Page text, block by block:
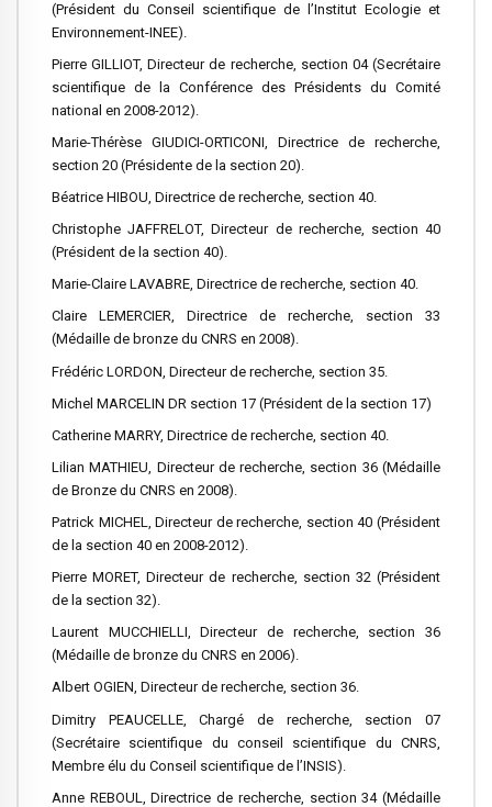
(Président du Conseil scientifique de l’Institut Ecologie et
Environnement-INEE).
Pierre GILLIOT, Directeur de recherche, section 04 (Secrétaire
scientifique de la Conférence des Présidents du Comité
national en 2008-2012).
Marie-Thérèse GIUDICI-ORTICONI, Directrice de recherche,
section 20 (Présidente de la section 20).
Béatrice HIBOU, Directrice de recherche, section 40.
Christophe JAFFRELOT, Directeur de recherche, section 40
(Président de la section 40).
Marie-Claire LAVABRE, Directrice de recherche, section 40.
Claire LEMERCIER, Directrice de recherche, section 33
(Médaille de bronze du CNRS en 2008).
Frédéric LORDON, Directeur de recherche, section 35.
Michel MARCELIN DR section 17 (Président de la section 17)
Catherine MARRY, Directrice de recherche, section 40.
Lilian MATHIEU, Directeur de recherche, section 36 (Médaille
de Bronze du CNRS en 2008).
Patrick MICHEL, Directeur de recherche, section 40 (Président
de la section 40 en 2008-2012).
Pierre MORET, Directeur de recherche, section 32 (Président
de la section 32).
Laurent MUCCHIELLI, Directeur de recherche, section 36
(Médaille de bronze du CNRS en 2006).
Albert OGIEN, Directeur de recherche, section 36.
Dimitry PEAUCELLE, Chargé de recherche, section 07
(Secrétaire scientifique du conseil scientifique du CNRS,
Membre élu du Conseil scientifique de l’INSIS).
Anne REBOUL, Directrice de recherche, section 34 (Médaille